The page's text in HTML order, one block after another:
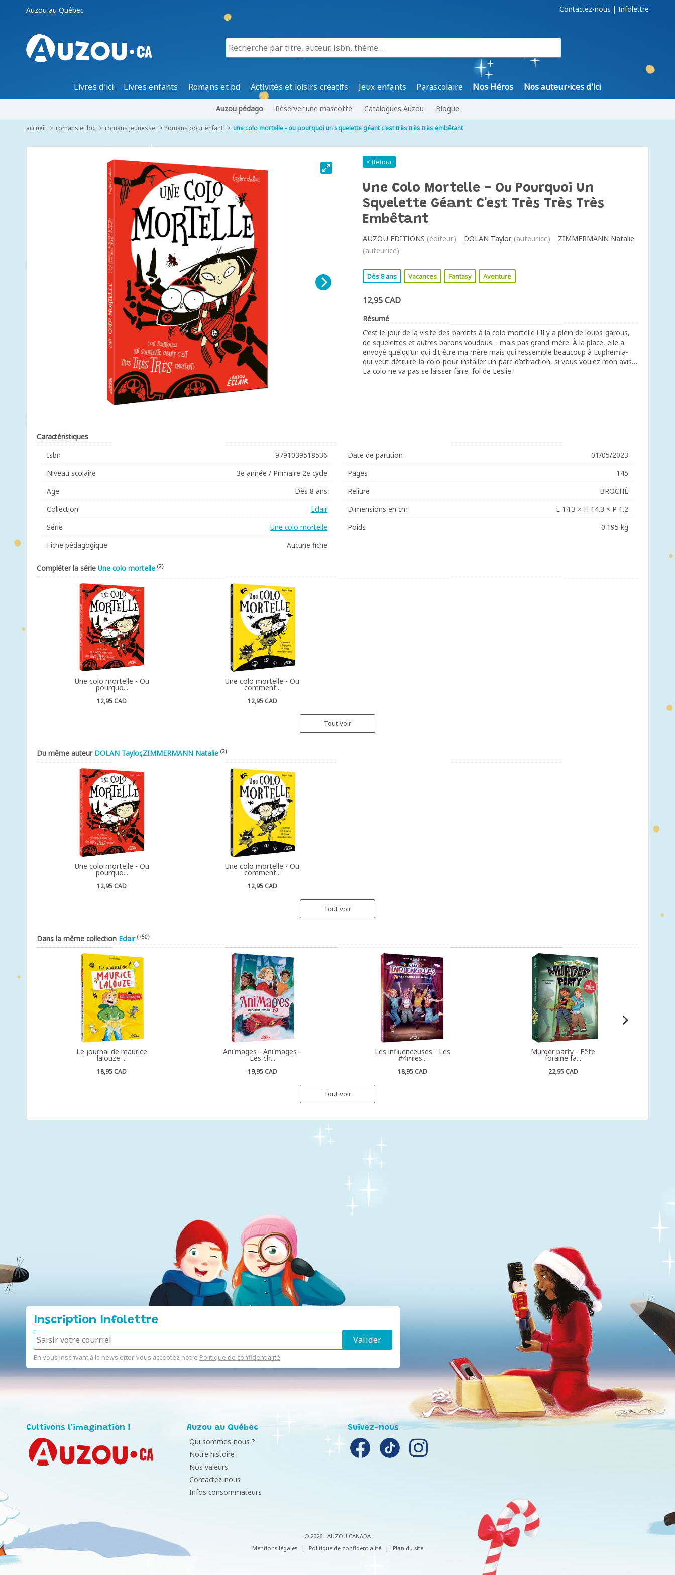
Auzou au Québec Contactez-nous | Infolettre
Livres d'ici Livres enfants Romans et bd Activités et loisirs créatifs Jeux enfants Parascolaire Nos Héros Nos auteur•ices d'ici
Auzou pédago Réserver une mascotte Catalogues Auzou Blogue
accueil romans et bd romans jeunesse romans pour enfant une colo mortelle - ou pourquoi un squelette géant c'est très très très embêtant
< Retour
Une Colo Mortelle - Ou Pourquoi Un
Squelette Géant C'est Très Très Très
Embêtant
AUZOU EDITIONS (éditeur) DOLAN Taylor (auteur.ice)
ZIMMERMANN Natalie
(auteur.ice)
Dès 8 ans Vacances Fantasy Aventure
12,95 CAD
Résumé
C’est le jour de la visite des parents à la colo mortelle ! Il y a plein de loups-garous,
de squelettes et autres barons voudous… mais pas grand-mère. À la place, elle a
envoyé quelqu’un qui dit être ma mère mais qui ressemble beaucoup à Euphemia-
qui-veut-détruire-la-colo-pour-installer-un-parc-d’attraction, si vous voulez mon avis…
La colo ne va pas se laisser faire, foi de Leslie !
Caractéristiques
Isbn
9791039518536
Niveau scolaire
3e année / Primaire 2e cycle
Age
Dès 8 ans
Collection
Eclair
Série
Une colo mortelle
Fiche pédagogique
Aucune fiche
Date de parution
01/05/2023
Pages
145
Reliure
BROCHÉ
Dimensions en cm
L 14.3 × H 14.3 × P 1.2
Poids
0.195 kg
Compléter la série Une colo mortelle (2)
Une colo mortelle - Ou
pourquo...
12,95 CAD
Une colo mortelle - Ou
comment...
12,95 CAD
Tout voir
Du même auteur DOLAN Taylor,ZIMMERMANN Natalie (2)
Une colo mortelle - Ou
pourquo...
12,95 CAD
Une colo mortelle - Ou
comment...
12,95 CAD
Tout voir
Dans la même collection Eclair (+50)
Le journal de maurice
lalouze ...
18,95 CAD
Ani'mages - Ani'mages -
Les ch...
19,95 CAD
Les influenceuses - Les
#4mies...
18,95 CAD
Murder party - Fête
foraine fa...
22,95 CAD
Tout voir
Inscription Infolettre
En vous inscrivant à la newsletter, vous acceptez notre Politique de confidentialité.
Cultivons l'imagination ! Auzou au Québec
Qui sommes-nous ?
Notre histoire
Nos valeurs
Contactez-nous
Infos consommateurs
Suivez-nous
© 2026 - AUZOU CANADA
Mentions légales
| Politique de confidentialité | Plan du site